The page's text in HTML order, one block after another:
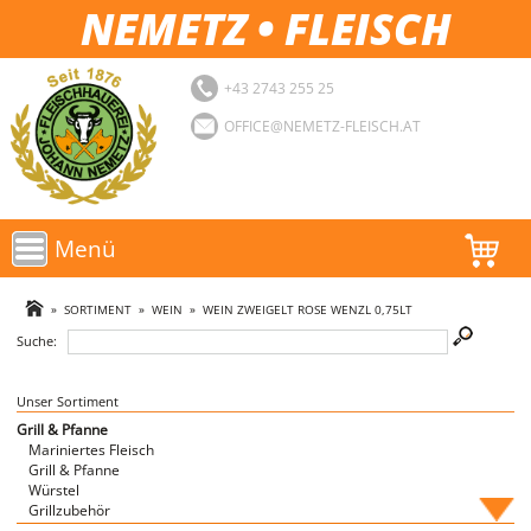
NEMETZ • FLEISCH
+43 2743 255 25
OFFICE@NEMETZ-FLEISCH.AT
Menü
AKTIONEN
SORTIMENT
LOGIN
FAVORITEN
» SORTIMENT» WEIN » WEIN ZWEIGELT ROSE WENZL 0,75LT
Suche:
Unser Sortiment
Grill & Pfanne
Mariniertes Fleisch
Grill & Pfanne
Würstel
Grillzubehör